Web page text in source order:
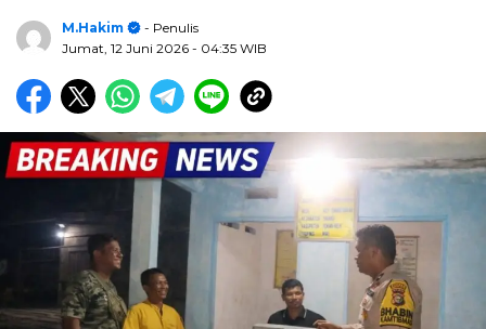
M.Hakim
- Penulis
Jumat, 12 Juni 2026 - 04:35 WIB